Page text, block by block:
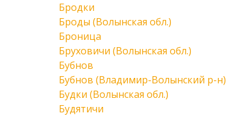
Бродки
Броды (Волынская обл.)
Броница
Бруховичи (Волынская обл.)
Бубнов
Бубнов (Владимир-Волынский р-н)
Будки (Волынская обл.)
Будятичи